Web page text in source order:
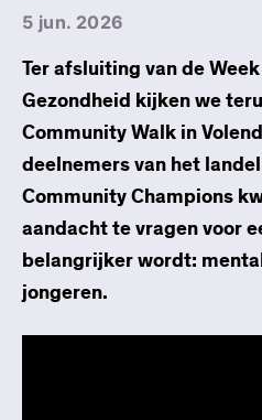
5 jun. 2026
Ter afsluiting van de
Gezondheid kijken we
Community Walk in
deelnemers van het
Community Champions
aandacht te vragen voor
belangrijker wordt:
jongeren.